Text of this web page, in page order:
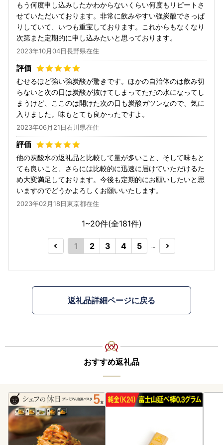
もう何度申し込みしたかわからないくらい何度もリピートさ
せていただいております。非常に飲みやすい強炭酸でさっぱ
りしていて、いつも重宝しております。これからもなくなり
次第また定期的に申し込みたいと思っております。
2023年10月04日長野県在住
むせるほど強い強炭酸が驚きです。ほかの自治体のは飲み切
らないと次の日は炭酸が抜けてしまってただの水になってし
まうけど、ここのは開けた次の日も炭酸ガツンなので、気に
入りました。味もとても良かったですよ。
2023年06月21日石川県在住
他の炭酸水の返礼品と比較して量が多いこと、そして味もと
ても良いこと、さらには比較的に迅速に届けていただけるた
め大変満足しております。今後も定期的にお願いしたいと思
いますのでどうかよろしくお願いいたします。
2023年02月18日東京都在住
1~20件(全181件)
1 2 3 4 5 …
返礼品詳細ページに戻る
おすすめ返礼品